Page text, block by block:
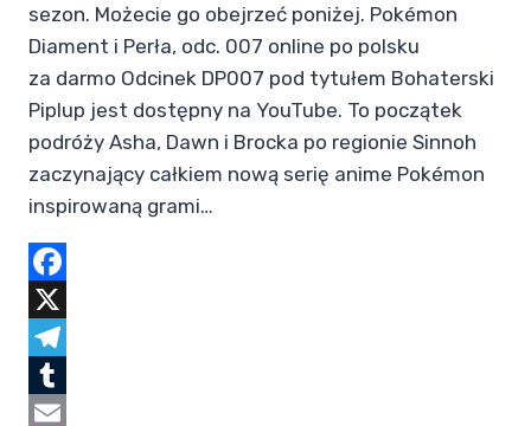
sezon. Możecie go obejrzeć poniżej. Pokémon
Diament i Perła, odc. 007 online po polsku
za darmo Odcinek DP007 pod tytułem Bohaterski
Piplup jest dostępny na YouTube. To początek
podróży Asha, Dawn i Brocka po regionie Sinnoh
zaczynający całkiem nową serię anime Pokémon
inspirowaną grami…
Facebook
X
Telegram
Tumblr